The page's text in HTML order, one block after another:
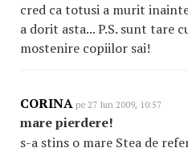
cred ca totusi a murit
a dorit asta... P.S. sunt tare
mostenire copiilor sai!
CORINA pe 27 Iun 2009, 10:57
mare pierdere!
s-a stins o mare Stea de